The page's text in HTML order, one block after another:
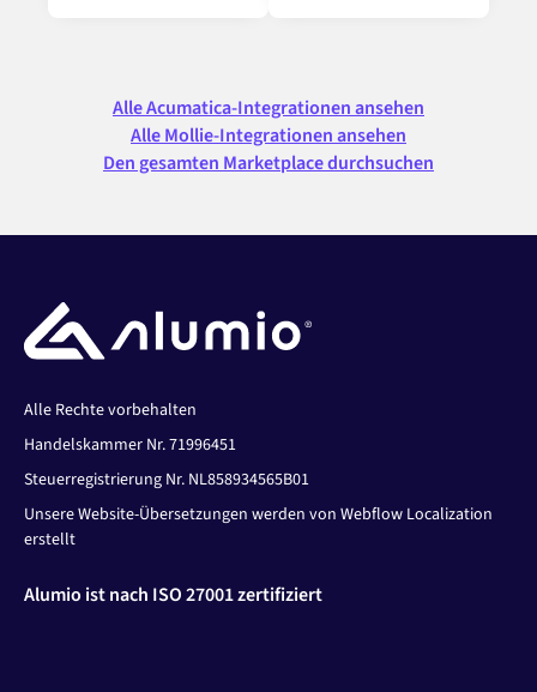
Alle Acumatica-Integrationen ansehen
Alle Mollie-Integrationen ansehen
Den gesamten Marketplace durchsuchen
Alle Rechte vorbehalten
Handelskammer Nr. 71996451
Steuerregistrierung Nr. NL858934565B01
Unsere Website-Übersetzungen werden von Webflow Localization
erstellt
Alumio ist nach ISO 27001 zertifiziert